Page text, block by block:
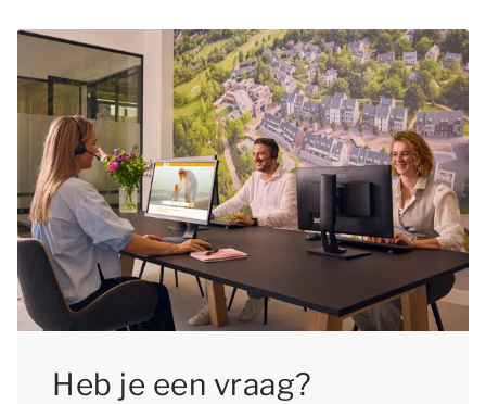
zeker bent van een verblijf in de accommodatie
van jouw voorkeur. Daarnaast kun je extra lang
genieten van de voorpret als je je verblijf tijdig
boekt.
accommodaties zijn honden toegestaan. Bij elk
accommodatietype staat aangegeven of
huisdieren in dat accommodatietype welkom
zijn. Je kunt maximaal 2 huisdieren per
accommodatie bijboeken en er geldt een
toeslag per huisdier.
Heb je een vraag?